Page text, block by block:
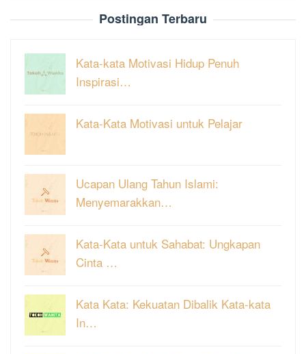
Postingan Terbaru
Kata-kata Motivasi Hidup Penuh
Inspirasi…
Kata-Kata Motivasi untuk Pelajar
Ucapan Ulang Tahun Islami:
Menyemarakkan…
Kata-Kata untuk Sahabat: Ungkapan
Cinta …
Kata Kata: Kekuatan Dibalik Kata-kata
In…